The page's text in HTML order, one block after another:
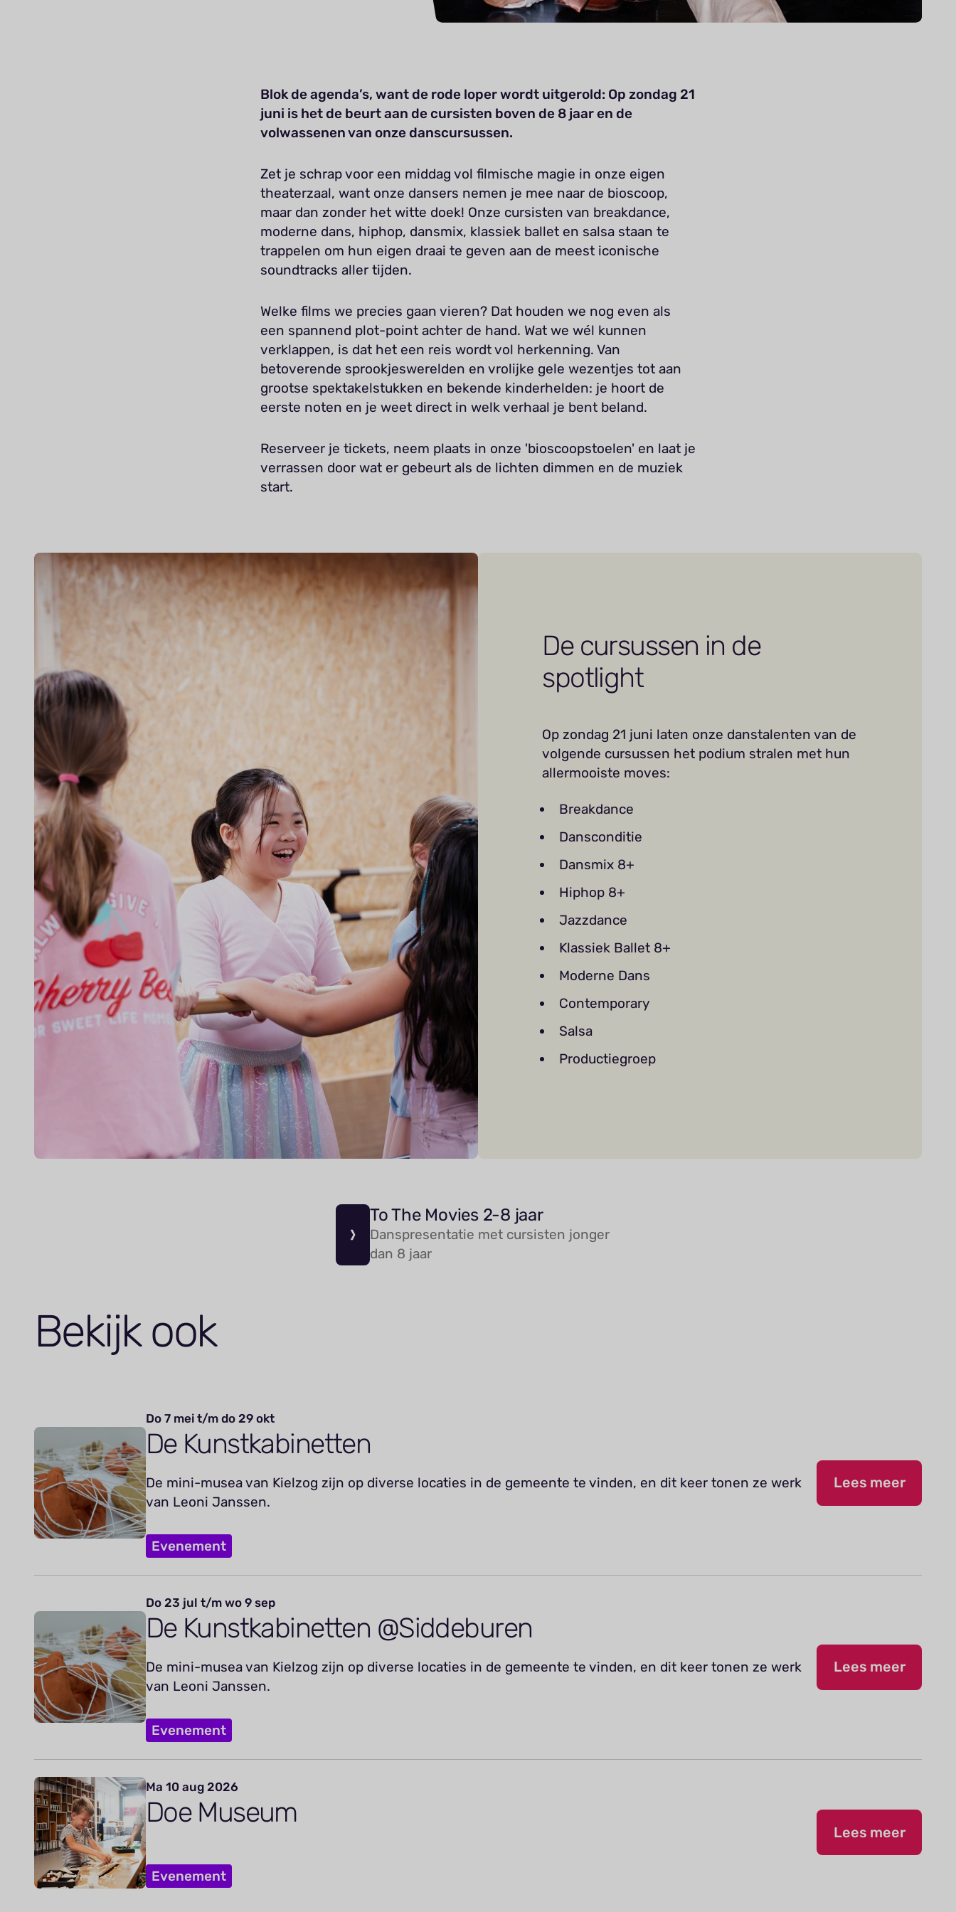
Blok de agenda’s, want de rode loper wordt uitgerold: Op zondag 21
juni is het de beurt aan de cursisten boven de 8 jaar en de
volwassenen van onze danscursussen.
Zet je schrap voor een middag vol filmische magie in onze eigen
theaterzaal, want onze dansers nemen je mee naar de bioscoop,
maar dan zonder het witte doek! Onze cursisten van breakdance,
moderne dans, hiphop, dansmix, klassiek ballet en salsa staan te
trappelen om hun eigen draai te geven aan de meest iconische
soundtracks aller tijden.
Welke films we precies gaan vieren? Dat houden we nog even als
een spannend plot-point achter de hand. Wat we wél kunnen
verklappen, is dat het een reis wordt vol herkenning. Van
betoverende sprookjeswerelden en vrolijke gele wezentjes tot aan
grootse spektakelstukken en bekende kinderhelden: je hoort de
eerste noten en je weet direct in welk verhaal je bent beland.
Reserveer je tickets, neem plaats in onze 'bioscoopstoelen' en laat je
verrassen door wat er gebeurt als de lichten dimmen en de muziek
start.
De cursussen in de
spotlight
Op zondag 21 juni laten onze danstalenten van de
volgende cursussen het podium stralen met hun
allermooiste moves:
Breakdance
Dansconditie
Dansmix 8+
Hiphop 8+
Jazzdance
Klassiek Ballet 8+
Moderne Dans
Contemporary
Salsa
Productiegroep
To The Movies 2-8 jaar
Danspresentatie met cursisten jonger
dan 8 jaar
Bekijk ook
Do 7 mei t/m do 29 okt
De Kunstkabinetten
De mini-musea van Kielzog zijn op diverse locaties in de gemeente te vinden, en dit keer tonen ze werk
van Leoni Janssen.
Evenement
Lees meer
Do 23 jul t/m wo 9 sep
De Kunstkabinetten @Siddeburen
De mini-musea van Kielzog zijn op diverse locaties in de gemeente te vinden, en dit keer tonen ze werk
van Leoni Janssen.
Evenement
Lees meer
Ma 10 aug 2026
Doe Museum
Evenement
Lees meer